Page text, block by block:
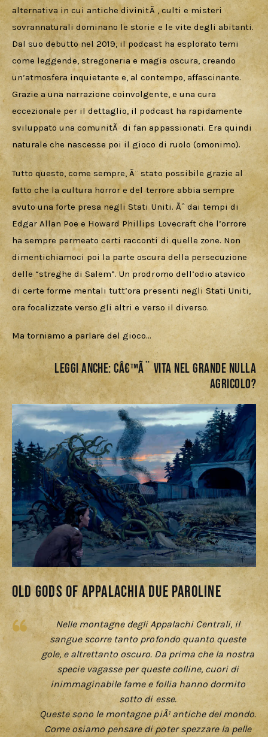
alternativa in cui antiche divinitÃ , culti e misteri
sovrannaturali dominano le storie e le vite degli abitanti.
Dal suo debutto nel 2019, il podcast ha esplorato temi
come leggende, stregoneria e magia oscura, creando
un’atmosfera inquietante e, al contempo, affascinante.
Grazie a una narrazione coinvolgente, e una cura
eccezionale per il dettaglio, il podcast ha rapidamente
sviluppato una comunitÃ  di fan appassionati. Era quindi
naturale che nascesse poi il gioco di ruolo (omonimo).
Tutto questo, come sempre, Ã¨ stato possibile grazie al
fatto che la cultura horror e del terrore abbia sempre
avuto una forte presa negli Stati Uniti. Ãˆ dai tempi di
Edgar Allan Poe e Howard Phillips Lovecraft che l’orrore
ha sempre permeato certi racconti di quelle zone. Non
dimentichiamoci poi la parte oscura della persecuzione
delle “streghe di Salem”. Un prodromo dell’odio atavico
di certe forme mentali tutt’ora presenti negli Stati Uniti,
ora focalizzate verso gli altri e verso il diverso.
Ma torniamo a parlare del gioco…
LEGGI ANCHE:Câ€™Ã¨ vita nel Grande Nulla
Agricolo?
Old Gods of Appalachia due paroline
Nelle montagne degli Appalachi Centrali, il
sangue scorre tanto profondo quanto queste
gole, e altrettanto oscuro. Da prima che la nostra
specie vagasse per queste colline, cuori di
inimmaginabile fame e follia hanno dormito
sotto di esse.
Queste sono le montagne piÃ¹ antiche del mondo.
Come osiamo pensare di poter spezzare la pelle